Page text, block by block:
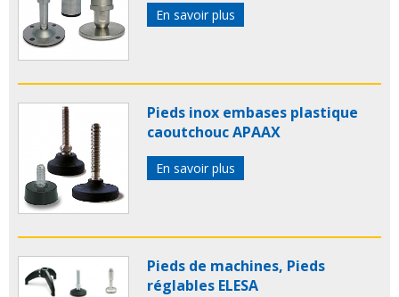
En savoir plus
Pieds inox embases plastique
caoutchouc APAAX
En savoir plus
Pieds de machines, Pieds
réglables ELESA